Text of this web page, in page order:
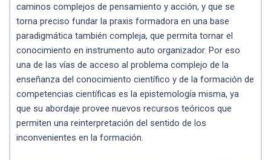
caminos complejos de pensamiento y acción, y que se
torna preciso fundar la praxis formadora en una base
paradigmática también compleja, que permita tornar el
conocimiento en instrumento auto organizador. Por eso
una de las vías de acceso al problema complejo de la
enseñanza del conocimiento científico y de la formación de
competencias científicas es la epistemología misma, ya
que su abordaje provee nuevos recursos teóricos que
permiten una reinterpretación del sentido de los
inconvenientes en la formación.